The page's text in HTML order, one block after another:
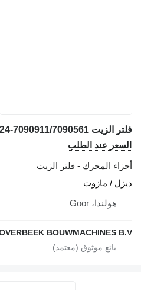
عند الطلب
المحرك - فلتر الزيت
/ مازوت
هولندا، Goor
OVERBEEK BOUWMACHINES